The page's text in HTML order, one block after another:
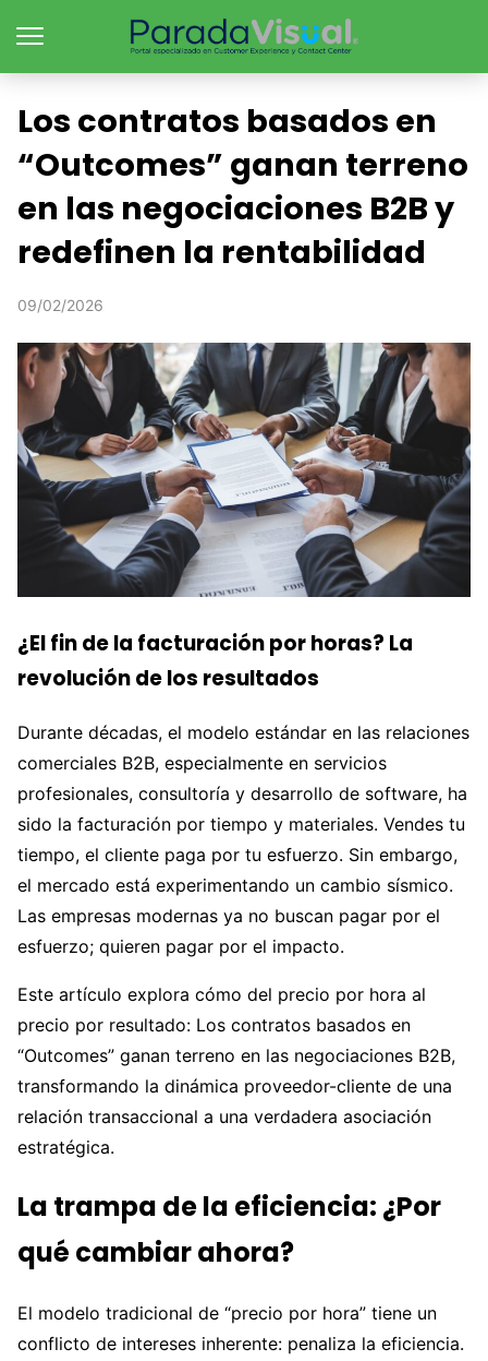
Los contratos basados en
“Outcomes” ganan terreno
en las negociaciones B2B y
redefinen la rentabilidad
09/02/2026
¿El fin de la facturación por horas? La
revolución de los resultados
Durante décadas, el modelo estándar en las relaciones
comerciales B2B, especialmente en servicios
profesionales, consultoría y desarrollo de software, ha
sido la facturación por tiempo y materiales. Vendes tu
tiempo, el cliente paga por tu esfuerzo. Sin embargo,
el mercado está experimentando un cambio sísmico.
Las empresas modernas ya no buscan pagar por el
esfuerzo; quieren pagar por el impacto.
Este artículo explora cómo del precio por hora al
precio por resultado: Los contratos basados en
“Outcomes” ganan terreno en las negociaciones B2B,
transformando la dinámica proveedor-cliente de una
relación transaccional a una verdadera asociación
estratégica.
La trampa de la eficiencia: ¿Por
qué cambiar ahora?
El modelo tradicional de “precio por hora” tiene un
conflicto de intereses inherente: penaliza la eficiencia.